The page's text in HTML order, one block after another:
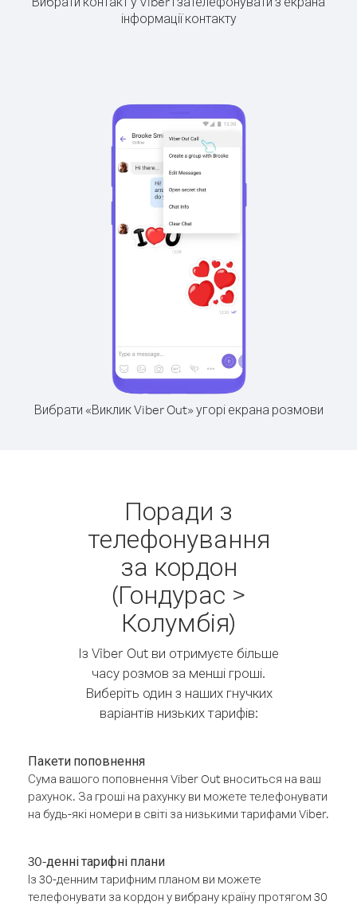
інформації контакту
Вибрати «Виклик Viber Out» угорі екрана розмови
Поради з
телефонування
за кордон
(Гондурас >
Колумбія)
Із Viber Out ви отримуєте більше
часу розмов за менші гроші.
Виберіть один з наших гнучких
варіантів низьких тарифів:
Пакети поповнення
Сума вашого поповнення Viber Out вноситься на ваш
рахунок. За гроші на рахунку ви можете телефонувати
на будь-які номери в світі за низькими тарифами Viber.
30-денні тарифні плани
Із 30-денним тарифним планом ви можете
телефонувати за кордон у вибрану країну протягом 30